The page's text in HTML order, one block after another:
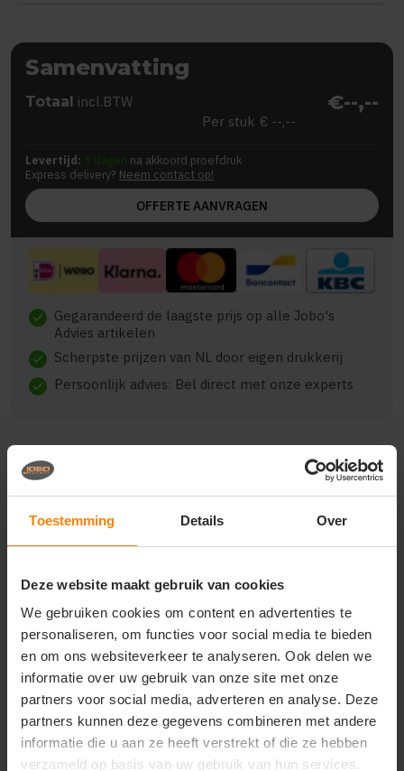
Toestemming Details Over
Deze website maakt gebruik van cookies
We gebruiken cookies om content en advertenties te
personaliseren, om functies voor social media te bieden
en om ons websiteverkeer te analyseren. Ook delen we
informatie over uw gebruik van onze site met onze
partners voor social media, adverteren en analyse. Deze
partners kunnen deze gegevens combineren met andere
informatie die u aan ze heeft verstrekt of die ze hebben
verzameld op basis van uw gebruik van hun services.
Samenvatting
Totaal incl.BTW €--,--
Per stuk € --,--
Levertijd: 5 dagen na akkoord proefdruk
Express delivery? Neem contact op!
OFFERTE AANVRAGEN
check Gegarandeerd de laagste prijs op alle Jobo's
Advies artikelen
check Scherpste prijzen van NL door eigen drukkerij
check Persoonlijk advies: Bel direct met onze experts
Beschrijving Reviews (0)
[{"pp":"Achterzijde","pt":"Bedrukking","ct":"Vier of
meer kleuren"},{"pp":"Borst
links","pt":"Bedrukking","ct":"Vier of meer
kleuren"}]}
Vragen? Neem contact
op met onze
klantenservice